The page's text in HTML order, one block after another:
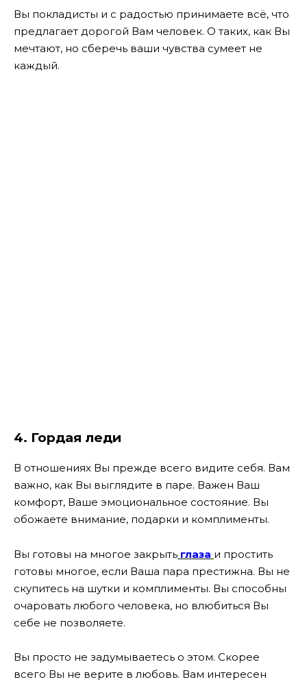
Вы покладисты и с радостью принимаете всё, что
предлагает дорогой Вам человек. О таких, как Вы
мечтают, но сберечь ваши чувства сумеет не
каждый.
4. Гордая леди
В отношениях Вы прежде всего видите себя. Вам
важно, как Вы выглядите в паре. Важен Ваш
комфорт, Ваше эмоциональное состояние. Вы
обожаете внимание, подарки и комплименты.
Вы готовы на многое закрыть глаза и простить
готовы многое, если Ваша пара престижна. Вы не
скупитесь на шутки и комплименты. Вы способны
очаровать любого человека, но влюбиться Вы
себе не позволяете.
Вы просто не задумываетесь о этом. Скорее
всего Вы не верите в любовь. Вам интересен